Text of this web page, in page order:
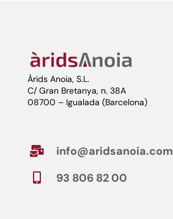
Àrids Anoia, S.L.
C/ Gran Bretanya, n. 38A
08700 – Igualada (Barcelona)
 info@aridsanoia.com
 93 806 82 00